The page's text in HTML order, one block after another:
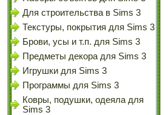
Для строительства в Sims 3
Текстуры, покрытия для Sims 3
Брови, усы и т.п. для Sims 3
Предметы декора для Sims 3
Игрушки для Sims 3
Программы для Sims 3
Ковры, подушки, одеяла для
Sims 3